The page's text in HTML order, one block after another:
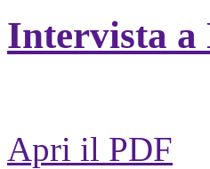
Intervista
Apri il PDF